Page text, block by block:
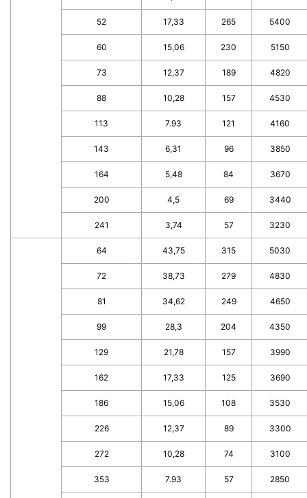
52 17,33 265 5400
60 15,06 230 5150
73 12,37 189 4820
88 10,28 157 4530
113 7.93 121 4160
143 6,31 96 3850
164 5,48 84 3670
200 4,5 69 3440
241 3,74 57 3230
64 43,75 315 5030
72 38,73 279 4830
81 34,62 249 4650
99 28,3 204 4350
129 21,78 157 3990
162 17,33 125 3690
186 15,06 108 3530
226 12,37 89 3300
272 10,28 74 3100
353 7.93 57 2850